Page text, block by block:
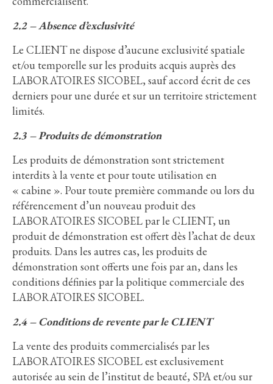
2.2 – Absence d’exclusivité
Le CLIENT ne dispose d’aucune exclusivité spatiale
et/ou temporelle sur les produits acquis auprès des
LABORATOIRES SICOBEL, sauf accord écrit de ces
derniers pour une durée et sur un territoire strictement
limités.
2.3 – Produits de démonstration
Les produits de démonstration sont strictement
interdits à la vente et pour toute utilisation en
« cabine ». Pour toute première commande ou lors du
référencement d’un nouveau produit des
LABORATOIRES SICOBEL par le CLIENT, un
produit de démonstration est offert dès l’achat de deux
produits. Dans les autres cas, les produits de
démonstration sont offerts une fois par an, dans les
conditions définies par la politique commerciale des
LABORATOIRES SICOBEL.
2.4 – Conditions de revente par le CLIENT
La vente des produits commercialisés par les
LABORATOIRES SICOBEL est exclusivement
autorisée au sein de l’institut de beauté, SPA et/ou sur